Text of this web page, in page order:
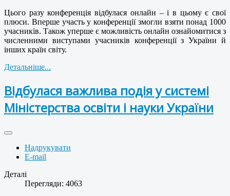
Цього разу конференція відбулася онлайн – і в цьому є свої
плюси. Вперше участь у конференції змогли взяти понад 1000
учасників. Також уперше є можливість онлайн ознайомитися з
численними виступами учасників конференції з України й
інших країн світу.
Детальніше...
Відбулася важлива подія у системі
Міністерства освіти і науки України
Надрукувати
E-mail
Деталі
Перегляди: 4063